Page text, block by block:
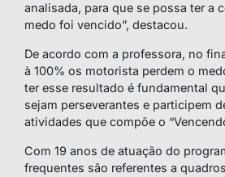
analisada, para que se possa ter a
medo foi vencido”, destacou.
De acordo com a professora, no
à 100% os motorista perdem o
ter esse resultado é fundamental
sejam perseverantes e participem
atividades que compõe o
Com 19 anos de atuação do
frequentes são referentes a